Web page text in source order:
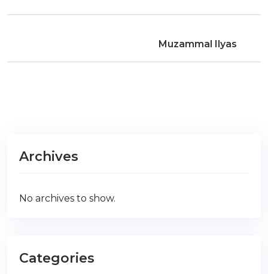
Muzammal Ilyas
Archives
No archives to show.
Categories